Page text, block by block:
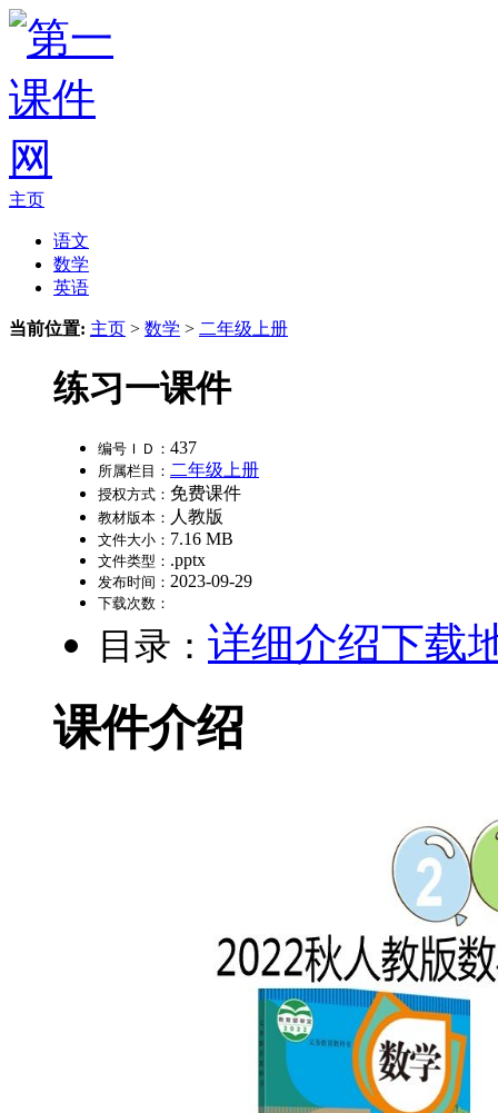
主页
语文
数学
英语
当前位置: 主页 > 数学 > 二年级上册
练习一课件
编号ＩＤ： 437
所属栏目： 二年级上册
授权方式： 免费课件
教材版本： 人教版
文件大小： 7.16 MB
文件类型： .pptx
发布时间： 2023-09-29
下载次数：
目录： 详细介绍下载
课件介绍